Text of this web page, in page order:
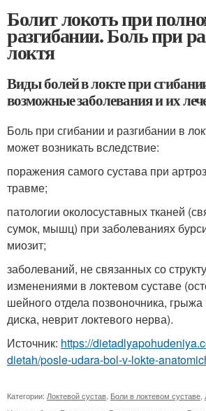
Болит локоть при
разгибании. Боль при
локтя
Виды болей в локте при
возможные заболевания и их
Боль при сгибании и разгибании в
может возникать вследствие:
поражения самого сустава при
травме;
патологии околосуставных тканей
сумок, мышц) при заболеваниях
миозит;
заболеваний, не связанных со
изменениями в локтевом суставе
шейного отдела позвоночника,
диска, неврит локтевого нерва).
Источник: https://
dietah/posle-udara-bol-v-lokte-
Категории: Локтевой сустав Боли в локтевом суставе